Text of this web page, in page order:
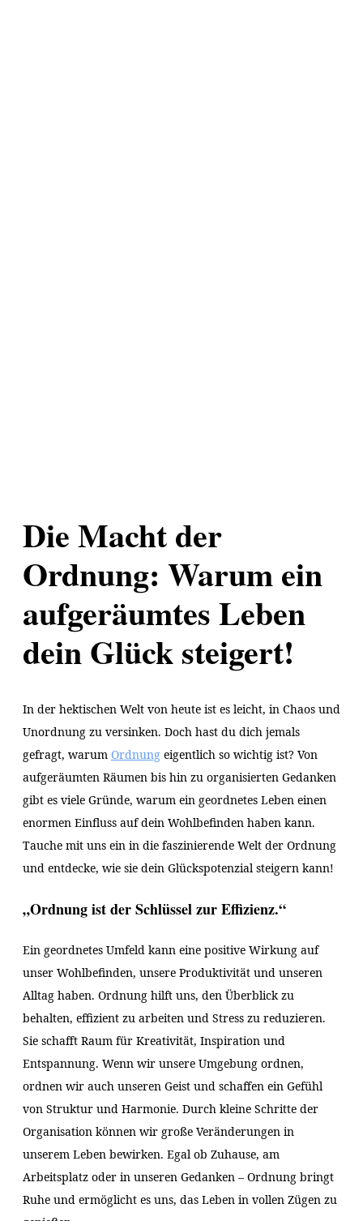
Die Macht der
Ordnung: Warum ein
aufgeräumtes Leben
dein Glück steigert!
In der hektischen Welt von heute ist es leicht, in Chaos und
Unordnung zu versinken. Doch hast du dich jemals
gefragt, warum Ordnung eigentlich so wichtig ist? Von
aufgeräumten Räumen bis hin zu organisierten Gedanken
gibt es viele Gründe, warum ein geordnetes Leben einen
enormen Einfluss auf dein Wohlbefinden haben kann.
Tauche mit uns ein in die faszinierende Welt der Ordnung
und entdecke, wie sie dein Glückspotenzial steigern kann!
„Ordnung ist der Schlüssel zur Effizienz.“
Ein geordnetes Umfeld kann eine positive Wirkung auf
unser Wohlbefinden, unsere Produktivität und unseren
Alltag haben. Ordnung hilft uns, den Überblick zu
behalten, effizient zu arbeiten und Stress zu reduzieren.
Sie schafft Raum für Kreativität, Inspiration und
Entspannung. Wenn wir unsere Umgebung ordnen,
ordnen wir auch unseren Geist und schaffen ein Gefühl
von Struktur und Harmonie. Durch kleine Schritte der
Organisation können wir große Veränderungen in
unserem Leben bewirken. Egal ob Zuhause, am
Arbeitsplatz oder in unseren Gedanken – Ordnung bringt
Ruhe und ermöglicht es uns, das Leben in vollen Zügen zu